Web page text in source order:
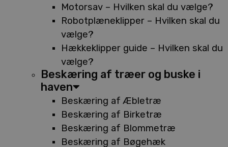
Motorsav – Hvilken skal du vælge?
Robotplæneklipper – Hvilken skal du
vælge?
Hækkeklipper guide – Hvilken skal du
vælge?
Beskæring af træer og buske i
haven
Beskæring af Æbletræ
Beskæring af Birketræ
Beskæring af Blommetræ
Beskæring af Bøgehæk